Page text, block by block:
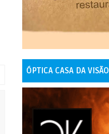
ÓPTICA CASA DA VISÃO